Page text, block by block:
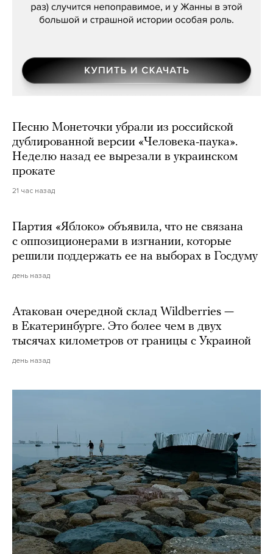
Песню Монеточки убрали из российской
дублированной версии «Человека-паука».
Неделю назад ее вырезали в украинском
прокате
21 час назад
Партия «Яблоко» объявила, что не связана
с оппозиционерами в изгнании, которые
решили поддержать ее на выборах в Госдуму
день назад
Атакован очередной склад Wildberries —
в Екатеринбурге. Это более чем в двух
тысячах километров от границы с Украиной
день назад